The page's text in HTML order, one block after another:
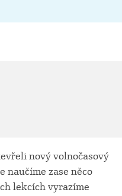
nový volnočasový
naučíme zase něco
lekcích vyrazíme